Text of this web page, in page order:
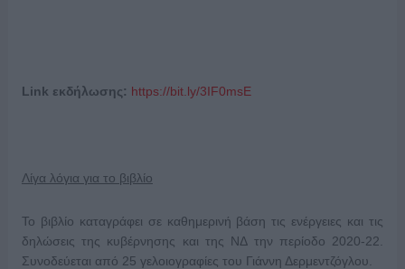
Link εκδήλωσης: https://bit.ly/3IF0msE
Λίγα λόγια για το βιβλίο
Το βιβλίο καταγράφει σε καθημερινή βάση τις ενέργειες και τις
δηλώσεις της κυβέρνησης και της ΝΔ την περίοδο 2020-22.
Συνοδεύεται από 25 γελοιογραφίες του Γιάννη Δερμεντζόγλου.